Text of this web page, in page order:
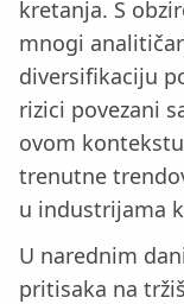
kretanja. S
mnogi
diversifikaciju
rizici povezani
ovom
trenutne
u industrijama
U narednim
pritisaka na